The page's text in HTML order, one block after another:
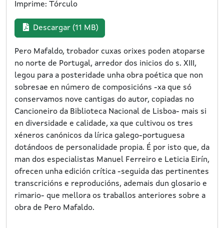
Imprime: Tórculo
Descargar (11 MB)
Pero Mafaldo, trobador cuxas orixes poden atoparse
no norte de Portugal, arredor dos inicios do s. XIII,
legou para a posteridade unha obra poética que non
sobresae en número de composicións -xa que só
conservamos nove cantigas do autor, copiadas no
Cancioneiro da Biblioteca Nacional de Lisboa- mais si
en diversidade e calidade, xa que cultivou os tres
xéneros canónicos da lírica galego-portuguesa
dotándoos de personalidade propia. É por isto que, da
man dos especialistas Manuel Ferreiro e Leticia Eirín,
ofrecen unha edición crítica -seguida das pertinentes
transcricións e reproducións, ademais dun glosario e
rimario- que mellora os traballos anteriores sobre a
obra de Pero Mafaldo.